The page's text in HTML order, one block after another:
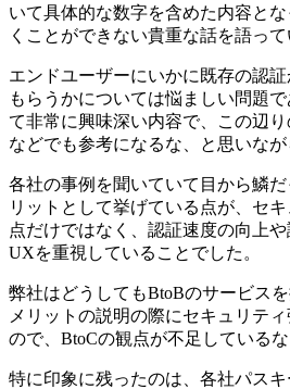
いて具体的な数字を含めた内容と
くことができない貴重な話を語っ
エンドユーザーにいかに既存の認
もらうかについては悩ましい問題
て非常に興味深い内容で、この辺
などでも参考になるな、と思いなが
各社の事例を聞いていて目から鱗
リットとして挙げている点が、セ
点だけではなく、認証速度の向上や
UXを重視していることでした。
弊社はどうしてもBtoBのサービス
メリットの説明の際にセキュリテ
ので、BtoCの観点が不足している
特に印象に残ったのは、各社パス